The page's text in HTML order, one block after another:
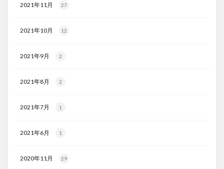
2021年11月 27
2021年10月 12
2021年9月 2
2021年8月 2
2021年7月 1
2021年6月 1
2020年11月 29